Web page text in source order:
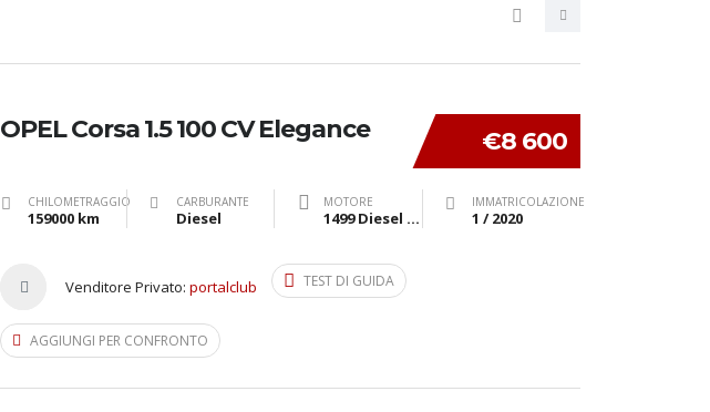
€8 600
OPEL Corsa 1.5 100 CV Elegance
CHILOMETRAGGIO
159000 km
CARBURANTE
Diesel
MOTORE
1499 Diesel cv 102 kW 75
IMMATRICOLAZIONE
1 / 2020
Venditore Privato: portalclub TEST DI GUIDA
AGGIUNGI PER CONFRONTO